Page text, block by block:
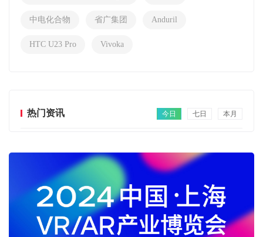
中电化合物 省广集团 Anduril
HTC U23 Pro Vivoka
热门资讯 今日 七日 本月